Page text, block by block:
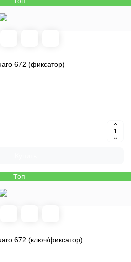
672 (фиксатор)
Топ
672 (ключ/фиксатор)